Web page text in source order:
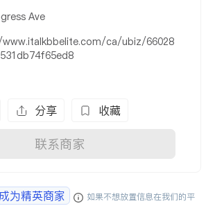
Ave
ca/ubiz/66028
分享 收藏
联系商家
成为精英商家
如果不想放置信息在我们的平